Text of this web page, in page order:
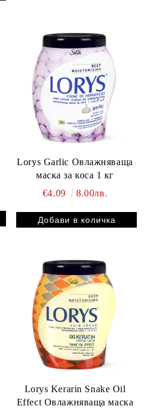
Lorys Garlic Oвлажняваща
маска за коса 1 кг
€4.09
8.00лв.
Lorys Kerarin Snake Oil
Effect Oвлажняваща маска